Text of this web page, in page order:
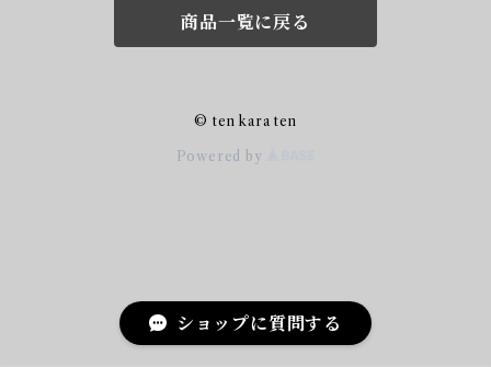
ショップに質問する
商品一覧に戻る
© ten kara ten
Powered by